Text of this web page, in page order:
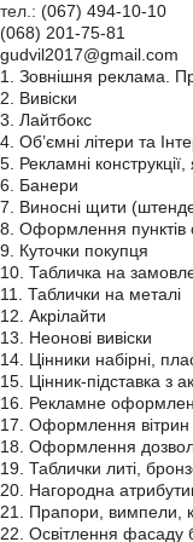
тел.: (067) 494-10-10
(068) 201-75-81
gudvil2017@gmail.com
1. Зовнішня реклама.
2. Вивіски
3. Лайтбокс
4. Об’ємні літери та
5. Рекламні
6. Банери
7. Виносні щити
8. Оформлення пунктів
9. Куточки покупця
10. Табличка на
11. Таблички на металі
12. Акрілайти
13. Неонові вивіски
14. Цінники набірні,
15. Цінник-підставка з
16. Рекламне
17. Оформлення вітрин
18. Оформлення
19. Таблички литі,
20. Нагородна
21. Прапори, вимпели,
22. Освітлення фасаду